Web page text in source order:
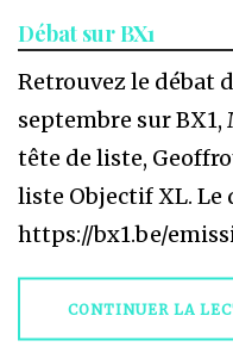
Débat sur BX1
Retrouvez le débat
septembre sur
tête de liste,
liste Objectif XL. Le
https://bx1.be/
CONTINUER LA